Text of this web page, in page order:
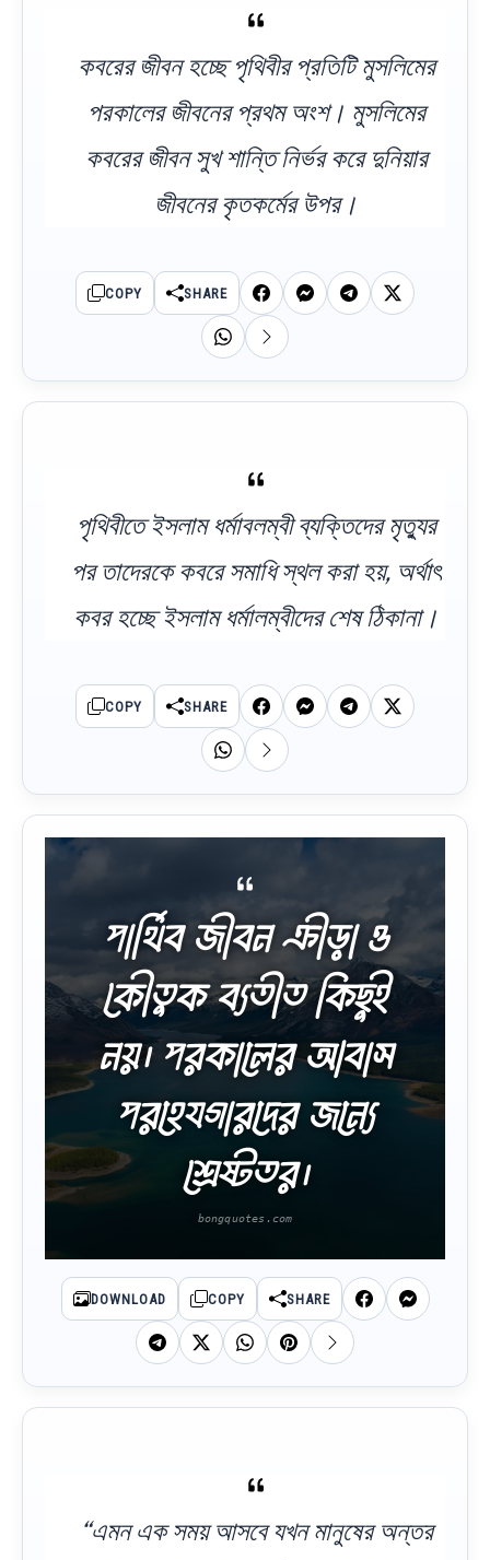
কবরের জীবন হচ্ছে পৃথিবীর প্রতিটি মুসলিমের
পরকালের জীবনের প্রথম অংশ। মুসলিমের
কবরের জীবন সুখ শান্তি নির্ভর করে দুনিয়ার
জীবনের কৃতকর্মের উপর।
COPY SHARE
পৃথিবীতে ইসলাম ধর্মাবলম্বী ব্যক্তিদের মৃত্যুর
পর তাদেরকে কবরে সমাধি স্থল করা হয়, অর্থাৎ
কবর হচ্ছে ইসলাম ধর্মালম্বীদের শেষ ঠিকানা।
COPY SHARE
পার্থিব জীবন ক্রীড়া ও
কৌতুক ব্যতীত কিছুই
নয়। পরকালের আবাস
পরহেযগারদের জন্যে
শ্রেষ্টতর।
DOWNLOAD COPY SHARE
“এমন এক সময় আসবে যখন মানুষের অন্তর